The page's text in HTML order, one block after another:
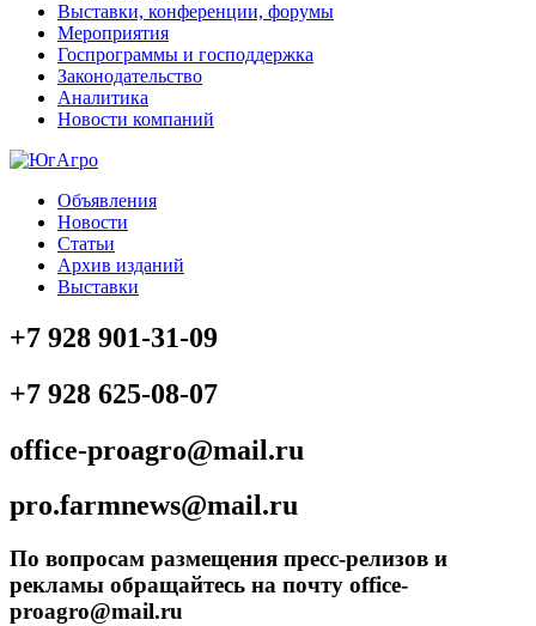
Выставки, конференции, форумы
Мероприятия
Госпрограммы и господдержка
Законодательство
Аналитика
Новости компаний
Объявления
Новости
Статьи
Архив изданий
Выставки
+7 928 901-31-09
+7 928 625-08-07
office-proagro@mail.ru
pro.farmnews@mail.ru
По вопросам размещения пресс-релизов и
рекламы обращайтесь на почту office-
proagro@mail.ru